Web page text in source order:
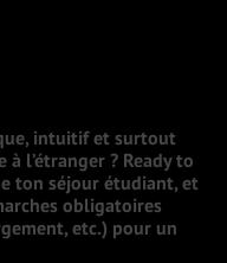
intuitif et surtout
l’étranger ? Ready to
ton séjour étudiant, et
obligatoires
etc.) pour un